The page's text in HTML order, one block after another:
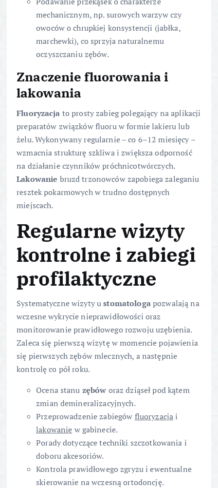
mechanicznym, np. surowych warzyw czy
owoców o chrupkiej konsystencji (jabłka,
marchewki), co sprzyja naturalnemu
oczyszczaniu zębów.
Znaczenie fluorowania i
lakowania
Fluoryzacja to prosty zabieg polegający na aplikacji
preparatów związków fluoru w formie lakieru lub
żelu. Wykonywany regularnie – co 6–12 miesięcy –
wzmacnia strukturę szkliwa i zwiększa odporność
na działanie czynników próchnicotwórczych.
Lakowanie bruzd trzonowców zapobiega zaleganiu
resztek pokarmowych w trudno dostępnych
miejscach.
Regularne wizyty
kontrolne i zabiegi
profilaktyczne
Systematyczne wizyty ustomatologapozwalają na
wczesne wykrycie nieprawidłowości oraz
monitorowanie prawidłowego rozwoju uzębienia.
Zaleca się pierwszą wizytę w momencie pojawienia
się pierwszych zębów mlecznych, a następnie
kontrolę co pół roku.
Ocena stanu zębów oraz dziąseł pod kątem
zmian demineralizacyjnych.
Przeprowadzenie zabiegów fluoryzacjai
lakowanie w gabinecie.
Porady dotyczące techniki szczotkowania i
doboru akcesoriów.
Kontrola prawidłowego zgryzu i ewentualne
skierowanie na wczesną ortodoncję.